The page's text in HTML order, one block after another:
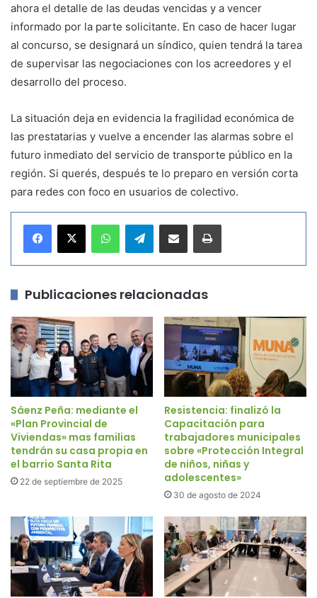
ahora el detalle de las deudas vencidas y a vencer
informado por la parte solicitante. En caso de hacer lugar
al concurso, se designará un síndico, quien tendrá la tarea
de supervisar las negociaciones con los acreedores y el
desarrollo del proceso.
La situación deja en evidencia la fragilidad económica de
las prestatarias y vuelve a encender las alarmas sobre el
futuro inmediato del servicio de transporte público en la
región. Si querés, después te lo preparo en versión corta
para redes con foco en usuarios de colectivo.
Telegram
Publicaciones relacionadas
Sáenz Peña: mediante el
«Plan Provincial de
Viviendas» mas familias
tendrán su casa propia en
el barrio Santa Rita
22 de septiembre de 2025
Resistencia: finalizó la
Capacitación para
trabajadores municipales
sobre «Protección Integral
de niños, niñas y
adolescentes»
30 de agosto de 2024